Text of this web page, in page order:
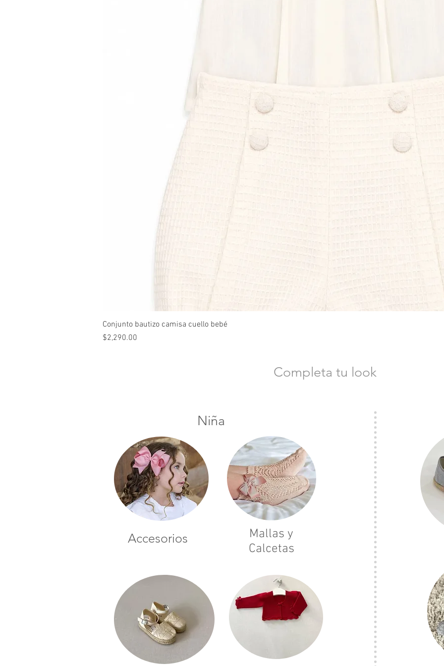
Conjunto bautizo camisa cuello bebé
Precio
$2,290.00
Completa tu look
Niña
Accesorios
Mallas y
Calcetas